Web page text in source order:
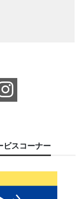
ビスコーナー